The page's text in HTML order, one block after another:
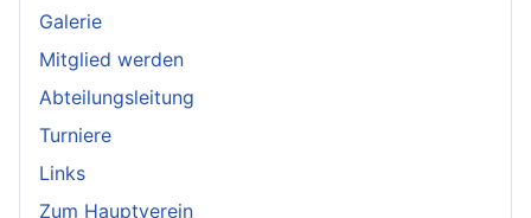
Galerie
Mitglied werden
Abteilungsleitung
Turniere
Links
Zum Hauptverein